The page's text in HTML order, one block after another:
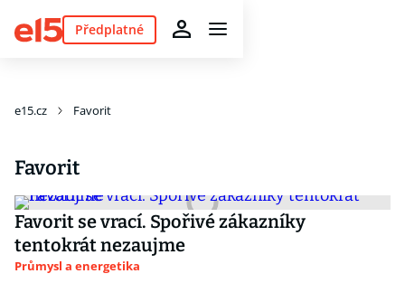
Předplatné
e15.cz Favorit
Favorit
Favorit se vrací. Spořivé zákazníky
tentokrát nezaujme
Průmysl a energetika